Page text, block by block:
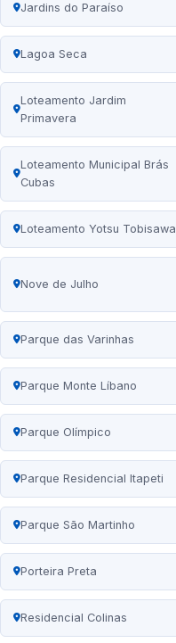
Jardins do Paraíso
Lagoa Seca
Loteamento Jardim
Primavera
Loteamento Municipal Brás
Cubas
Loteamento Yotsu Tobisawa
Nove de Julho
Parque das Varinhas
Parque Monte Líbano
Parque Olímpico
Parque Residencial Itapeti
Parque São Martinho
Porteira Preta
Residencial Colinas